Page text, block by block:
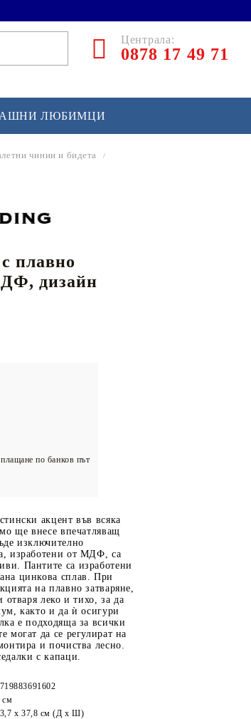
Централа:
0878 17 49 71
ЛЮБИМЦИ
чинии и бидета
плавно
дизайн
по банков път
акцент във всяка
ще внесе впечатляващ
изключително
изработени от МДФ, са
Пантите са изработени
цинкова сплав. При
на плавно затваряне,
отваря леко и тихо, за да
както и да ѝ осигури
е подходяща за всички
могат да се регулират на
и почиства лесно.
с капаци.
см
x 37,8 см (Д x Ш)